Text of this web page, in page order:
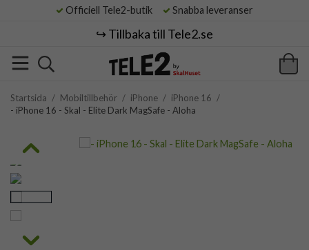
Officiell Tele2-butik Snabba leveranser
↪️ Tillbaka till Tele2.se
Startsida / Mobiltillbehör / iPhone / iPhone 16 /
- iPhone 16 - Skal - Elite Dark MagSafe - Aloha